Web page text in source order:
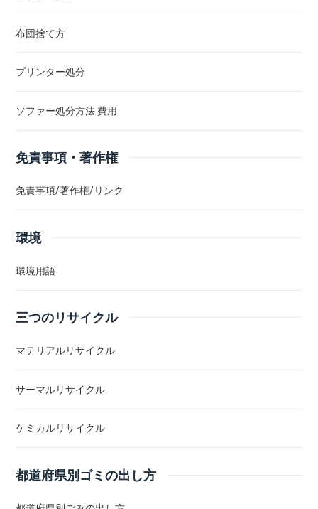
布団捨て方
プリンター処分
ソファー処分方法 費用
免責事項・著作権
免責事項/著作権/リンク
環境
環境用語
三つのリサイクル
マテリアルリサイクル
サーマルリサイクル
ケミカルリサイクル
都道府県別ゴミの出し方